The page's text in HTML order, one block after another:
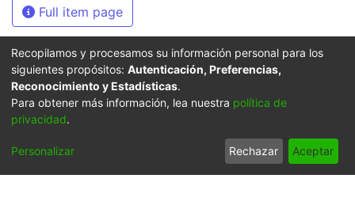
Full item page
Universidad Icesi: Calle
Recopilamos y procesamos su información personal para los
siguientes propósitos: Autenticación, Preferencias,
Reconocimiento y Estadísticas.
Para obtener más información, lea nuestra política de
privacidad.
Personalizar Rechazar Aceptar